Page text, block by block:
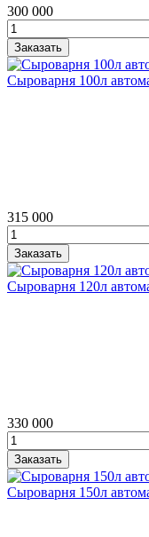
300 000
Сыроварня 100л
315 000
Сыроварня 120л
330 000
Сыроварня 150л